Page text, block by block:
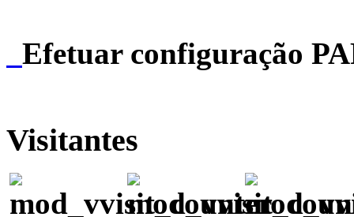
Efetuar configuração
Visitantes